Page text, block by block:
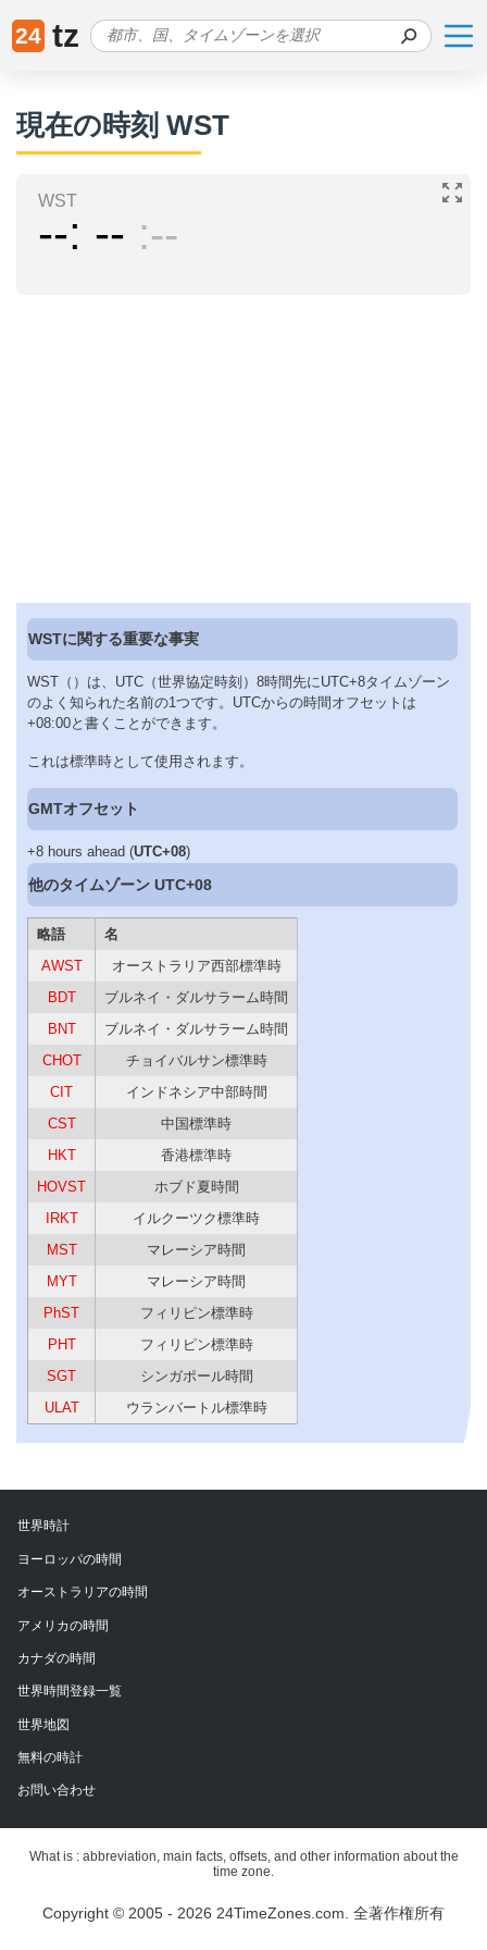
24 tz
現在の時刻 WST
WST
-- -- --
WSTに関する重要な事実
WST（）は、UTC（世界協定時刻）8時間先にUTC+8タイムゾーン
のよく知られた名前の1つです。UTCからの時間オフセットは
+08:00と書くことができます。
これは標準時として使用されます。
GMTオフセット
+8 hours ahead (UTC+08)
他のタイムゾーン UTC+08
略語
名
AWST
オーストラリア西部標準時
BDT
ブルネイ・ダルサラーム時間
BNT
ブルネイ・ダルサラーム時間
CHOT
チョイバルサン標準時
CIT
インドネシア中部時間
CST
中国標準時
HKT
香港標準時
HOVST
ホブド夏時間
IRKT
イルクーツク標準時
MST
マレーシア時間
MYT
マレーシア時間
PhST
フィリピン標準時
PHT
フィリピン標準時
SGT
シンガポール時間
ULAT
ウランバートル標準時
世界時計
ヨーロッパの時間
オーストラリアの時間
アメリカの時間
カナダの時間
世界時間登録一覧
世界地図
無料の時計
お問い合わせ
What is : abbreviation, main facts, offsets, and other information about the
time zone.
Copyright © 2005 - 2026 24TimeZones.com. 全著作権所有